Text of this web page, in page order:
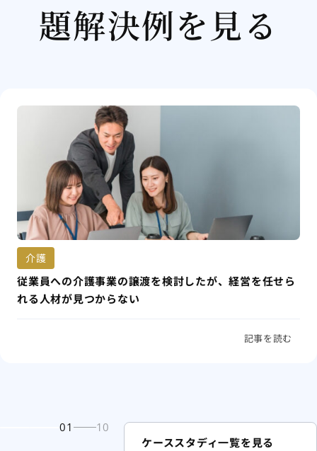
題解決例を見る
介護
従業員への介護事業の譲渡を検討したが、経営を任せら
れる人材が見つからない
記事を読む
01 10
ケーススタディ一覧を見る